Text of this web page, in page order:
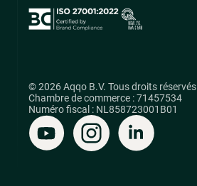
© 2026 Aqqo B.V. Tous droits réservés
Chambre de commerce : 71457534
Numéro fiscal : NL858723001B01